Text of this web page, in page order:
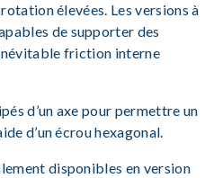
élevées. Les versions à
de supporter des
friction interne
d’un axe pour permettre un
d’un écrou hexagonal.
disponibles en version